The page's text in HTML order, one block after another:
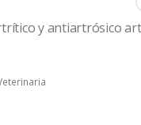
y antiartrósico